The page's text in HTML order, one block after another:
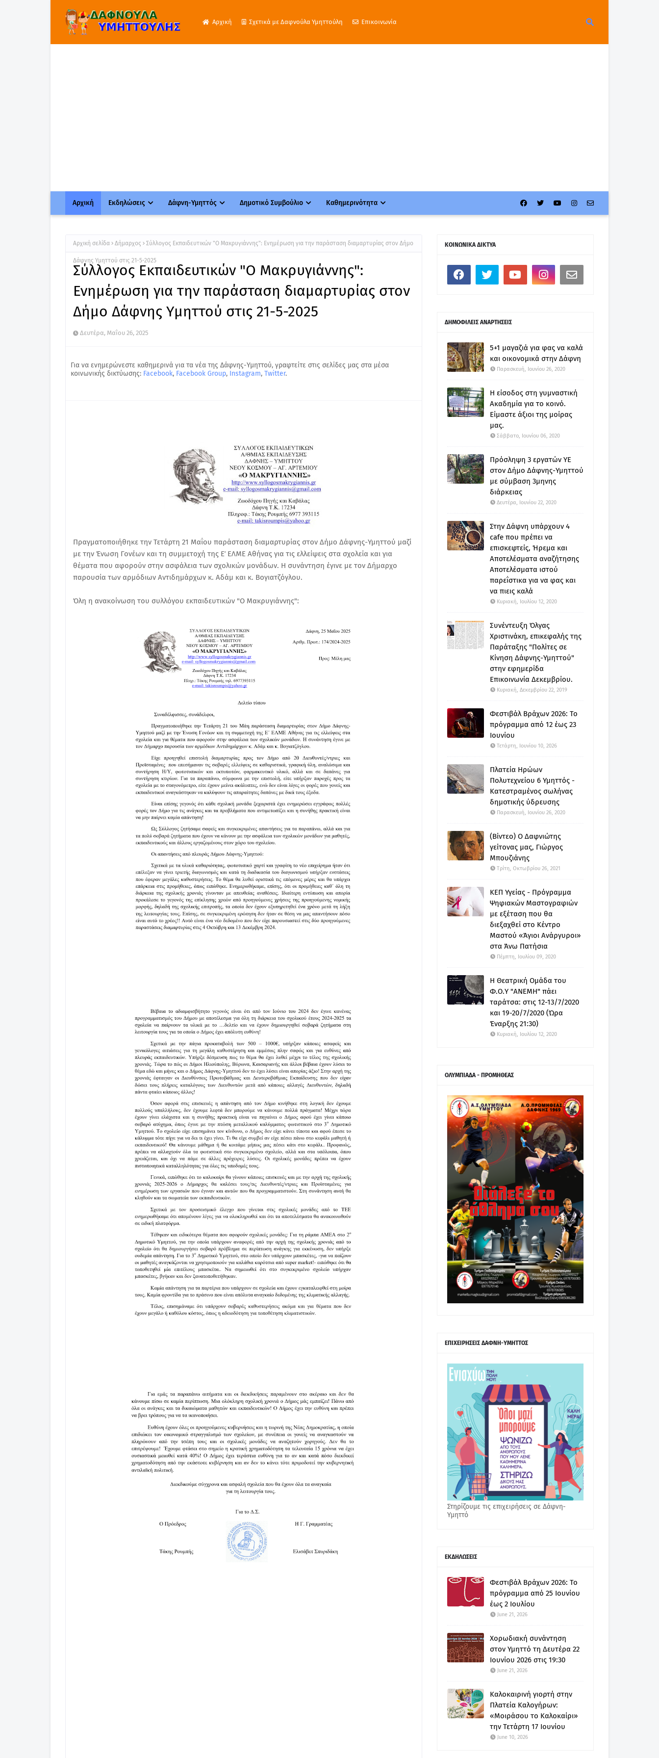
Αρχική Σχετικά με Δαφνούλα Υμηττούλη Επικοινωνία
Αρχική Εκδηλώσεις Δάφνη-Υμηττός Δημοτικό Συμβούλιο Καθημερινότητα
Αρχική σελίδα Δήμαρχος Σύλλογος Εκπαιδευτικών "Ο Μακρυγιάννης": Ενημέρωση για την παράσταση διαμαρτυρίας στον Δήμο
Δάφνης Υμηττού στις 21-5-2025
Σύλλογος Εκπαιδευτικών "Ο Μακρυγιάννης":
Ενημέρωση για την παράσταση διαμαρτυρίας στον
Δήμο Δάφνης Υμηττού στις 21-5-2025
Δευτέρα, Μαΐου 26, 2025
Για να ενημερώνεστε καθημερινά για τα νέα της Δάφνης-Υμηττού, γραφτείτε στις σελίδες μας στα μέσα
κοινωνικής δικτύωσης: Facebook, Facebook Group, Instagram, Twitter.
Πραγματοποιήθηκε την Τετάρτη 21 Μαΐου παράσταση διαμαρτυρίας στον Δήμο Δάφνης-Υμηττού μαζί
με την Ένωση Γονέων και τη συμμετοχή της Ε΄ ΕΛΜΕ Αθήνας για τις ελλείψεις στα σχολεία και για
θέματα που αφορούν στην ασφάλεια των σχολικών μονάδων. Η συνάντηση έγινε με τον Δήμαρχο
παρουσία των αρμόδιων Αντιδημάρχων κ. Αδάμ και κ. Βογιατζόγλου.
Όλη η ανακοίνωση του συλλόγου εκπαιδευτικών "Ο Μακρυγιάννης":
ΚΟΙΝΩΝΙΚΑ ΔΙΚΤΥΑ
ΔΗΜΟΦΙΛΕΙΣ ΑΝΑΡΤΗΣΕΙΣ
5+1 μαγαζιά για φας να καλά
και οικονομικά στην Δάφνη
Παρασκευή, Ιουνίου 26, 2020
Η είσοδος στη γυμναστική
Ακαδημία για το κοινό.
Είμαστε άξιοι της μοίρας
μας.
Σάββατο, Ιουνίου 06, 2020
Πρόσληψη 3 εργατών ΥΕ
στον Δήμο Δάφνης-Υμηττού
με σύμβαση 3μηνης
διάρκειας
Δευτέρα, Ιουνίου 22, 2020
Στην Δάφνη υπάρχουν 4
cafe που πρέπει να
επισκεφτείς, Ήρεμα και
Αποτελέσματα αναζήτησης
Αποτελέσματα ιστού
παρεΐστικα για να φας και
να πιεις καλά
Κυριακή, Ιουλίου 12, 2020
Συνέντευξη Όλγας
Χριστινάκη, επικεφαλής της
Παράταξης "Πολίτες σε
Κίνηση Δάφνης-Υμηττού"
στην εφημερίδα
Επικοινωνία Δεκεμβρίου.
Κυριακή, Δεκεμβρίου 22, 2019
Φεστιβάλ Βράχων 2026: Το
πρόγραμμα από 12 έως 23
Ιουνίου
Τετάρτη, Ιουνίου 10, 2026
Πλατεία Ηρώων
Πολυτεχνείου 6 Υμηττός -
Κατεστραμένος σωλήνας
δημοτικής ύδρευσης
Παρασκευή, Ιουνίου 26, 2020
(Βίντεο) Ο Δαφνιώτης
γείτονας μας, Γιώργος
Μπουζιάνης
Τρίτη, Οκτωβρίου 26, 2021
ΚΕΠ Υγείας - Πρόγραμμα
Ψηφιακών Μαστογραφιών
με εξέταση που θα
διεξαχθεί στο Κέντρο
Μαστού «Άγιοι Ανάργυροι»
στα Άνω Πατήσια
Πέμπτη, Ιουλίου 09, 2020
Η Θεατρική Ομάδα του
Φ.Ο.Υ "ΑΝΕΜΗ" πάει
ταράτσα: στις 12-13/7/2020
και 19-20/7/2020 (Ώρα
Έναρξης 21:30)
Κυριακή, Ιουλίου 12, 2020
ΟΛΥΜΠΙΑΔΑ - ΠΡΟΜΗΘΕΑΣ
ΕΠΙΧΕΙΡΗΣΕΙΣ ΔΑΦΝΗ-ΥΜΗΤΤΟΣ
Στηρίζουμε τις επιχειρήσεις σε Δάφνη-
Υμηττό
ΕΚΔΗΛΩΣΕΙΣ
Φεστιβάλ Βράχων 2026: Το
πρόγραμμα από 25 Ιουνίου
έως 2 Ιουλίου
June 21, 2026
Χορωδιακή συνάντηση
στον Υμηττό τη Δευτέρα 22
Ιουνίου 2026 στις 19:30
June 21, 2026
Καλοκαιρινή γιορτή στην
Πλατεία Καλογήρων:
«Μοιράσου το Καλοκαίρι»
την Τετάρτη 17 Ιουνίου
June 10, 2026